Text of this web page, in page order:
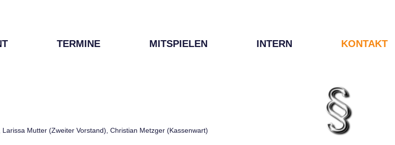
TERMINE MITSPIELEN INTERN KONTAKT
Mutter (Zweiter Vorstand), Christian Metzger (Kassenwart)